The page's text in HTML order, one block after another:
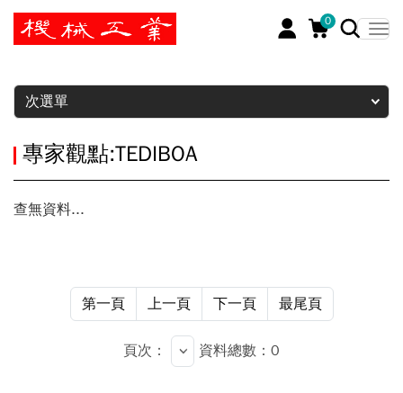
0
暫停
次選單
專家觀點:TEDIBOA
查無資料...
第一頁 上一頁 下一頁 最尾頁
頁次： 資料總數：0